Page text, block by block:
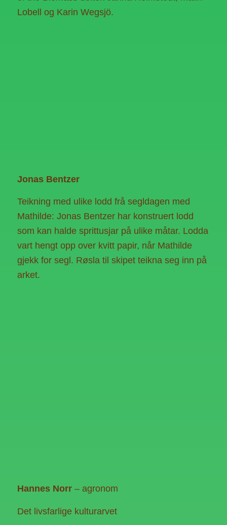
Lobell og Karin Wegsjö.
Jonas Bentzer
Teikning med ulike lodd frå segldagen med
Mathilde: Jonas Bentzer har konstruert lodd
som kan halde sprittusjar på ulike måtar. Lodda
vart hengt opp over kvitt papir, når Mathilde
gjekk for segl. Røsla til skipet teikna seg inn på
arket.
Hannes Norr – agronom
Det livsfarlige kulturarvet